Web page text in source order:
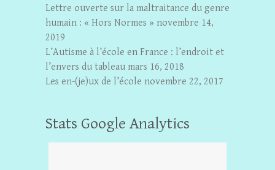
Lettre ouverte sur la maltraitance du genre
humain : « Hors Normes » novembre 14,
2019
L’Autisme à l’école en France : l’endroit et
l’envers du tableau mars 16, 2018
Les en-(je)ux de l’école novembre 22, 2017
Stats Google Analytics